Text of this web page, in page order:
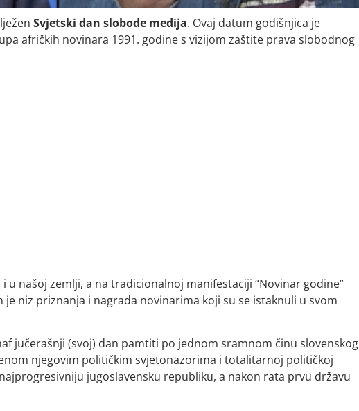
Svjetski dan slobode medija. Ovaj datum godišnjica je
afričkih novinara 1991. godine s vizijom zaštite prava slobodnog
u našoj zemlji, a na tradicionalnoj manifestaciji “Novinar godine”
niz priznanja i nagrada novinarima koji su se istaknuli u svom
jučerašnji (svoj) dan pamtiti po jednom sramnom činu slovenskog
njegovim političkim svjetonazorima i totalitarnoj političkoj
jugoslavensku republiku, a nakon rata prvu državu